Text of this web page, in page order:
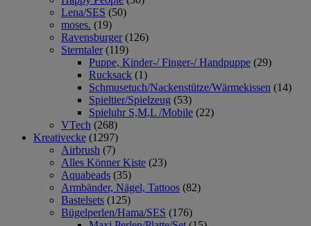
Lena/SES (50)
moses. (19)
Ravensburger (126)
Sterntaler (119)
Puppe, Kinder-/ Finger-/ Handpuppe (29)
Rucksack (1)
Schmusetuch/Nackenstütze/Wärmekissen (14)
Spieltier/Spielzeug (53)
Spieluhr S,M,L /Mobile (22)
VTech (268)
Kreativecke (1297)
Airbrush (7)
Alles Könner Kiste (23)
Aquabeads (35)
Armbänder, Nägel, Tattoos (82)
Bastelsets (125)
Bügelperlen/Hama/SES (176)